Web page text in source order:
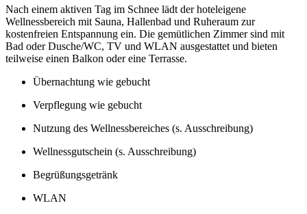
Nach einem aktiven Tag im Schnee lädt der hoteleigene
Wellnessbereich mit Sauna, Hallenbad und Ruheraum zur
kostenfreien Entspannung ein. Die gemütlichen Zimmer sind mit
Bad oder Dusche/WC, TV und WLAN ausgestattet und bieten
teilweise einen Balkon oder eine Terrasse.
Übernachtung wie gebucht
Verpflegung wie gebucht
Nutzung des Wellnessbereiches (s. Ausschreibung)
Wellnessgutschein (s. Ausschreibung)
Begrüßungsgetränk
WLAN